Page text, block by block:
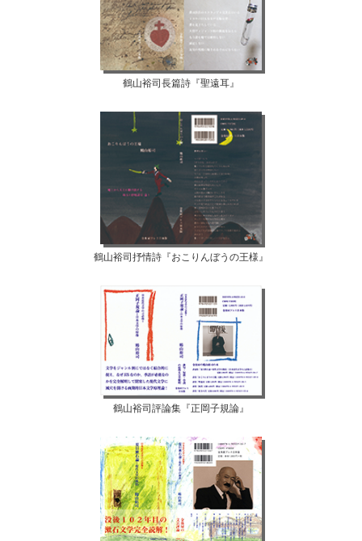
鶴山裕司長篇詩『聖遠耳』
鶴山裕司抒情詩『おこりんぼうの王様』
鶴山裕司評論集『正岡子規論』